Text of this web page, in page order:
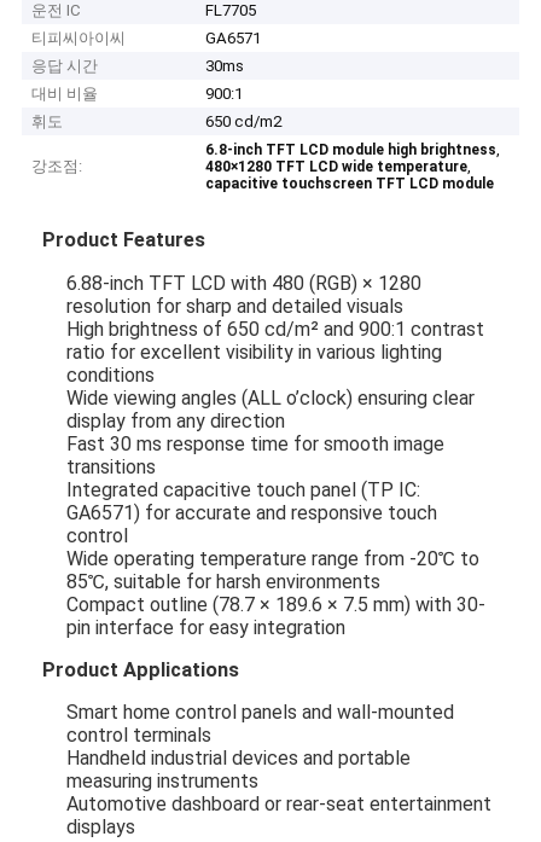
운전 IC
FL7705
티피씨아이씨
GA6571
응답 시간
30ms
대비 비율
900:1
휘도
650 cd/m2
강조점:
6.8-inch TFT LCD module high brightness,
480×1280 TFT LCD wide temperature,
capacitive touchscreen TFT LCD module
Product Features
6.88-inch TFT LCD with 480 (RGB) × 1280
resolution for sharp and detailed visuals
High brightness of 650 cd/m² and 900:1 contrast
ratio for excellent visibility in various lighting
conditions
Wide viewing angles (ALL o’clock) ensuring clear
display from any direction
Fast 30 ms response time for smooth image
transitions
Integrated capacitive touch panel (TP IC:
GA6571) for accurate and responsive touch
control
Wide operating temperature range from -20℃ to
85℃, suitable for harsh environments
Compact outline (78.7 × 189.6 × 7.5 mm) with 30-
pin interface for easy integration
Product Applications
Smart home control panels and wall-mounted
control terminals
Handheld industrial devices and portable
measuring instruments
Automotive dashboard or rear-seat entertainment
displays